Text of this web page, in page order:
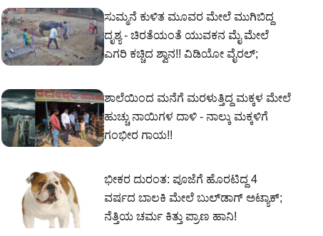
ಸುಮ್ಮನೆ ಕುಳಿತ ಮೂವರ ಮೇಲೆ ಮುಗಿಬಿದ್ದ
ದೃಶ್ಯ - ಚಿರತೆಯಂತೆ ಯುವಕನ ಮೈ ಮೇಲೆ
ಎಗರಿ ಕಚ್ಚಿದ ಶ್ವಾನ!! ವಿಡಿಯೋ ವೈರಲ್;
ಶಾಲೆಯಿಂದ ಮನೆಗೆ ಮರಳುತ್ತಿದ್ದ ಮಕ್ಕಳ ಮೇಲೆ
ಹುಚ್ಚು ನಾಯಿಗಳ ದಾಳಿ - ನಾಲ್ಕು ಮಕ್ಕಳಿಗೆ
ಗಂಭೀರ ಗಾಯ!!
ಭೀಕರ ದುರಂತ: ಪೂಜೆಗೆ ಹೊರಟಿದ್ದ 4
ವರ್ಷದ ಬಾಲಕಿ ಮೇಲೆ ಬುಲ್​ಡಾಗ್ ಅಟ್ಯಾಕ್;
ನೆತ್ತಿಯ ಚರ್ಮ ಕಿತ್ತು ಪ್ರಾಣ ಹಾನಿ!